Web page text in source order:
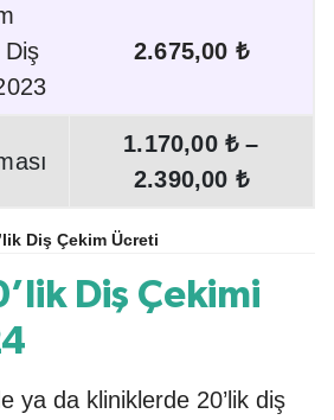
Diş
2.675,00 ₺
1.170,00 ₺ –
2.390,00 ₺
Diş Çekim Ücreti
Diş Çekimi
ya da kliniklerde 20’lik diş